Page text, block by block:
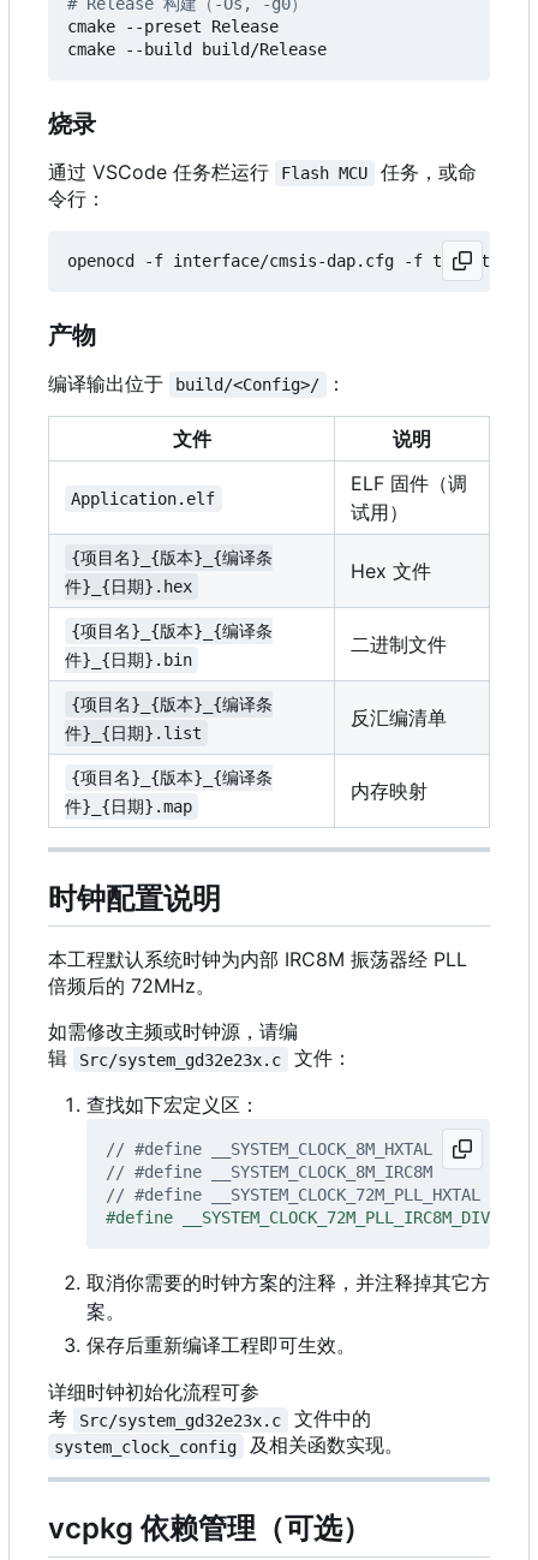
cmake --preset Release
烧录
通过 VSCode 任务栏运行 Flash MCU
任务，或命
令行：
openocd -f interface/cmsis-dap.cfg -f target/
产物
编译输出位于 build/<Config>/ ：
文件 说明
Application.elf
ELF 固件（调
试用）
{项目名}_{版本}_{编译条
件}_{日期}.hex
Hex 文件
{项目名}_{版本}_{编译条
件}_{日期}.bin
二进制文件
{项目名}_{版本}_{编译条
件}_{日期}.list
反汇编清单
{项目名}_{版本}_{编译条
件}_{日期}.map
内存映射
时钟配置说明
本工程默认系统时钟为内部 IRC8M 振荡器经 PLL
倍频后的 72MHz。
如需修改主频或时钟源，请编
辑
Src/system_gd32e23x.c
文件：
查找如下宏定义区：
取消你需要的时钟方案的注释，并注释掉其它方
案。
保存后重新编译工程即可生效。
详细时钟初始化流程可参
考
Src/system_gd32e23x.c 文件中的
system_clock_config 及相关函数实现。
vcpkg 依赖管理（可选）